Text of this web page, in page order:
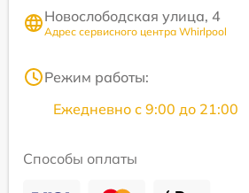
Новослободская улица, 4
Адрес сервисного центра Whirlpool
Режим работы:
Ежедневно с 9:00 до 21:00
Способы оплаты